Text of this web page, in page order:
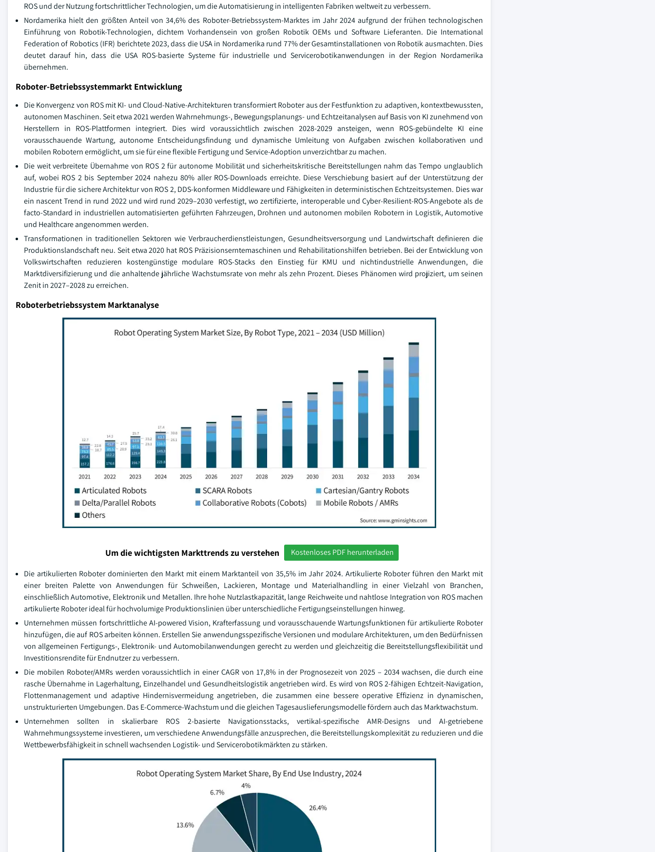
ROS und der Nutzung fortschrittlicher Technologien, um die Automatisierung in intelligenten Fabriken weltweit zu verbessern.
Nordamerika hielt den größten Anteil von 34,6% des Roboter-Betriebssystem-Marktes im Jahr 2024 aufgrund der frühen technologischen
Einführung von Robotik-Technologien, dichtem Vorhandensein von großen Robotik OEMs und Software Lieferanten. Die International
Federation of Robotics (IFR) berichtete 2023, dass die USA in Nordamerika rund 77% der Gesamtinstallationen von Robotik ausmachten. Dies
deutet darauf hin, dass die USA ROS-basierte Systeme für industrielle und Servicerobotikanwendungen in der Region Nordamerika
übernehmen.
Roboter-Betriebssystemmarkt Entwicklung
Die Konvergenz von ROS mit KI- und Cloud-Native-Architekturen transformiert Roboter aus der Festfunktion zu adaptiven, kontextbewussten,
autonomen Maschinen. Seit etwa 2021 werden Wahrnehmungs-, Bewegungsplanungs- und Echtzeitanalysen auf Basis von KI zunehmend von
Herstellern in ROS-Plattformen integriert. Dies wird voraussichtlich zwischen 2028-2029 ansteigen, wenn ROS-gebündelte KI eine
vorausschauende Wartung, autonome Entscheidungsfindung und dynamische Umleitung von Aufgaben zwischen kollaborativen und
mobilen Robotern ermöglicht, um sie für eine flexible Fertigung und Service-Adoption unverzichtbar zu machen.
Die weit verbreitete Übernahme von ROS 2 für autonome Mobilität und sicherheitskritische Bereitstellungen nahm das Tempo unglaublich
auf, wobei ROS 2 bis September 2024 nahezu 80% aller ROS-Downloads erreichte. Diese Verschiebung basiert auf der Unterstützung der
Industrie für die sichere Architektur von ROS 2, DDS-konformen Middleware und Fähigkeiten in deterministischen Echtzeitsystemen. Dies war
ein nascent Trend in rund 2022 und wird rund 2029–2030 verfestigt, wo zertifizierte, interoperable und Cyber-Resilient-ROS-Angebote als de
facto-Standard in industriellen automatisierten geführten Fahrzeugen, Drohnen und autonomen mobilen Robotern in Logistik, Automotive
und Healthcare angenommen werden.
Transformationen in traditionellen Sektoren wie Verbraucherdienstleistungen, Gesundheitsversorgung und Landwirtschaft definieren die
Produktionslandschaft neu. Seit etwa 2020 hat ROS Präzisionserntemaschinen und Rehabilitationshilfen betrieben. Bei der Entwicklung von
Volkswirtschaften reduzieren kostengünstige modulare ROS-Stacks den Einstieg für KMU und nichtindustrielle Anwendungen, die
Marktdiversifizierung und die anhaltende jährliche Wachstumsrate von mehr als zehn Prozent. Dieses Phänomen wird projiziert, um seinen
Zenit in 2027–2028 zu erreichen.
Roboterbetriebssystem Marktanalyse
Um die wichtigsten Markttrends zu verstehen Kostenloses PDF herunterladen
Die artikulierten Roboter dominierten den Markt mit einem Marktanteil von 35,5% im Jahr 2024. Artikulierte Roboter führen den Markt mit
einer breiten Palette von Anwendungen für Schweißen, Lackieren, Montage und Materialhandling in einer Vielzahl von Branchen,
einschließlich Automotive, Elektronik und Metallen. Ihre hohe Nutzlastkapazität, lange Reichweite und nahtlose Integration von ROS machen
artikulierte Roboter ideal für hochvolumige Produktionslinien über unterschiedliche Fertigungseinstellungen hinweg.
Unternehmen müssen fortschrittliche AI-powered Vision, Krafterfassung und vorausschauende Wartungsfunktionen für artikulierte Roboter
hinzufügen, die auf ROS arbeiten können. Erstellen Sie anwendungsspezifische Versionen und modulare Architekturen, um den Bedürfnissen
von allgemeinen Fertigungs-, Elektronik- und Automobilanwendungen gerecht zu werden und gleichzeitig die Bereitstellungsflexibilität und
Investitionsrendite für Endnutzer zu verbessern.
Die mobilen Roboter/AMRs werden voraussichtlich in einer CAGR von 17,8% in der Prognosezeit von 2025 – 2034 wachsen, die durch eine
rasche Übernahme in Lagerhaltung, Einzelhandel und Gesundheitslogistik angetrieben wird. Es wird von ROS 2-fähigen Echtzeit-Navigation,
Flottenmanagement und adaptive Hindernisvermeidung angetrieben, die zusammen eine bessere operative Effizienz in dynamischen,
unstrukturierten Umgebungen. Das E-Commerce-Wachstum und die gleichen Tagesauslieferungsmodelle fördern auch das Marktwachstum.
Unternehmen sollten in skalierbare ROS 2-basierte Navigationsstacks, vertikal-spezifische AMR-Designs und AI-getriebene
Wahrnehmungssysteme investieren, um verschiedene Anwendungsfälle anzusprechen, die Bereitstellungskomplexität zu reduzieren und die
Wettbewerbsfähigkeit in schnell wachsenden Logistik- und Servicerobotikmärkten zu stärken.